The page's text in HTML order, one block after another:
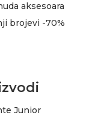
aksesoara
brojevi -70%
Junior